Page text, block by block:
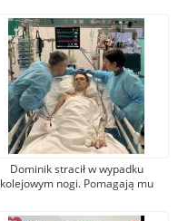
Dominik stracił w wypadku
kolejowym nogi. Pomagają mu
przekazał na leczenie 100 tys. zł!